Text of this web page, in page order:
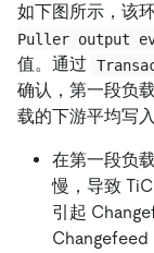
如下图所示，该
Puller output
值。通过
确认，第一段负
载的下游平均写入
在第一段负
慢，导致
引起
Changefeed